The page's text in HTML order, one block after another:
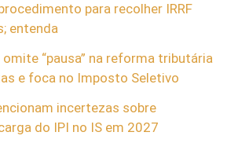
para recolher IRRF
entenda
“pausa” na reforma tributária
e foca no Imposto Seletivo
incertezas sobre
do IPI no IS em 2027